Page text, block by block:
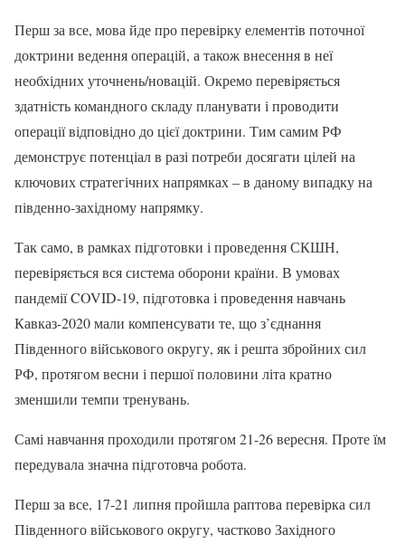
Перш за все, мова йде про перевірку елементів поточної
доктрини ведення операцій, а також внесення в неї
необхідних уточнень/новацій. Окремо перевіряється
здатність командного складу планувати і проводити
операції відповідно до цієї доктрини. Тим самим РФ
демонструє потенціал в разі потреби досягати цілей на
ключових стратегічних напрямках – в даному випадку на
південно-західному напрямку.
Так само, в рамках підготовки і проведення СКШН,
перевіряється вся система оборони країни. В умовах
пандемії COVID-19, підготовка і проведення навчань
Кавказ-2020 мали компенсувати те, що з’єднання
Південного військового округу, як і решта збройних сил
РФ, протягом весни і першої половини літа кратно
зменшили темпи тренувань.
Самі навчання проходили протягом 21-26 вересня. Проте їм
передувала значна підготовча робота.
Перш за все, 17-21 липня пройшла раптова перевірка сил
Південного військового округу, частково Західного